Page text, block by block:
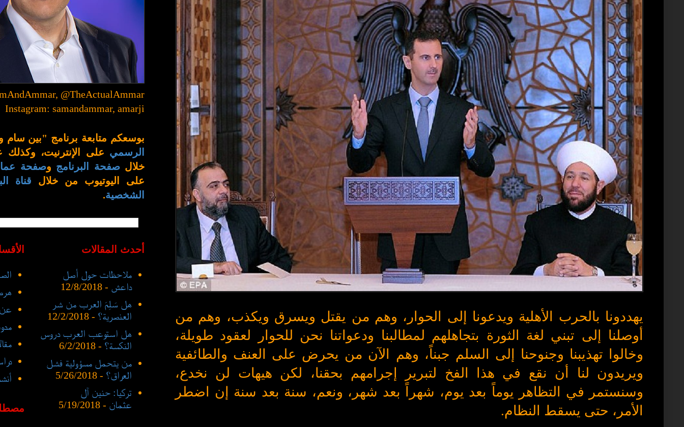
يهددونا بالحرب الأهلية ويدعونا إلى الحوار، وهم من يقتل ويسرق ويكذب، وهم من
أوصلنا إلى تبني لغة الثورة بتجاهلهم لمطالبنا ودعواتنا نحن للحوار لعقود طويلة،
وخالوا تهذيبنا وجنوحنا إلى السلم جبناً، وهم الآن من يحرض على العنف والطائفية
ويريدون لنا أن نقع في هذا الفخ لتبرير إجرامهم بحقنا، لكن هيهات لن نخدع،
وسنستمر في التظاهر يوماً بعد يوم، شهراً بعد شهر، ونعم، سنة بعد سنة إن اضطر
الأمر، حتى يسقط النظام.
@TheActualAmmar
Instagram: samandammar, amarji
بوسعكم متابعة برنامج "بين
الرسمي على الإنترنيت،
خلالصفحة البرنامج وصفحة
على اليوتيوب من خلال قناة
الشخصية.
أحدث المقالات
ملاحظات حول أصل
داعش - 12/8/2018
هل سَلِمَ العرب من شر
العنصرية؟ - 12/2/2018
هل استوعب العرب دروس
النكسة؟ - 6/2/2018
من يتحمل مسؤولية فشل
العراق؟ - 5/26/2018
تركيا: حنين آل
عثمان - 5/19/2018
عن